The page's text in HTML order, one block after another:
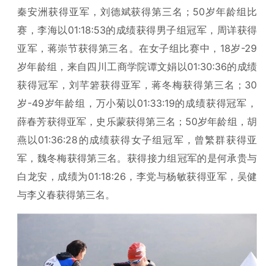
秦安洲获得亚军，刘德斌获得第三名；50岁年龄组比
赛，李海以01:18:53的成绩获得男子组冠军，周详获得
亚军，蒋崇节获得第三名。在女子组比赛中，18岁-29
岁年龄组，来自四川工商学院谭文娟以01:30:36的成绩
获得冠军，刘芊箬获得亚军，蒋冬梅获得第三名；30
岁-49岁年龄组，万小菊以01:33:19的成绩获得冠军，
薛春芳获得亚军，史乐蒙获得第三名；50岁年龄组，胡
燕以01:36:28的成绩获得女子组冠军，曾繁群获得亚
军，魏冬梅获得第三名。获得接力组冠军的是何承贵与
白龙安，成绩为01:18:26，李党与杨敏获得亚军，吴健
与李义春获得第三名。